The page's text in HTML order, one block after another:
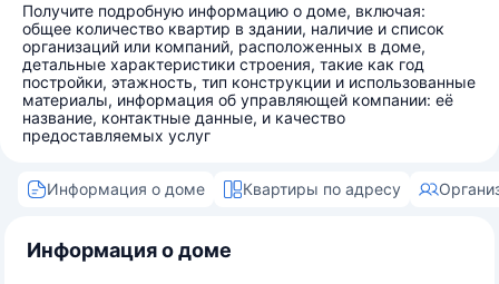
Получите подробную информацию о доме, включая:
общее количество квартир в здании, наличие и список
организаций или компаний, расположенных в доме,
детальные характеристики строения, такие как год
постройки, этажность, тип конструкции и использованные
материалы, информация об управляющей компании: её
название, контактные данные, и качество
предоставляемых услуг
Информация о доме Квартиры по адресу
Информация о доме